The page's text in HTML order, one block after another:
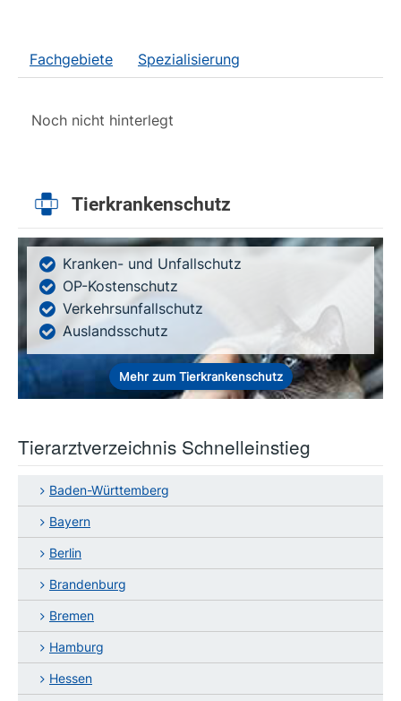
Fachgebiete Spezialisierung
Noch nicht hinterlegt
Tierkrankenschutz
Kranken- und Unfallschutz
OP-Kostenschutz
Verkehrsunfallschutz
Auslandsschutz
Mehr zum Tierkrankenschutz
Tierarztverzeichnis Schnelleinstieg
Baden-Württemberg
Bayern
Berlin
Brandenburg
Bremen
Hamburg
Hessen